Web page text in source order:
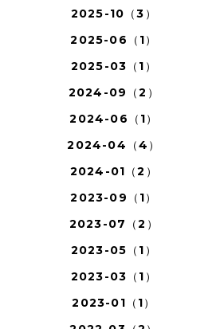
2025-10（3）
2025-06（1）
2025-03（1）
2024-09（2）
2024-06（1）
2024-04（4）
2024-01（2）
2023-09（1）
2023-07（2）
2023-05（1）
2023-03（1）
2023-01（1）